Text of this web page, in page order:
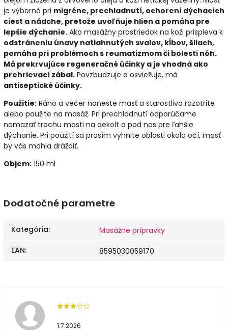
je výborná pri migréne, prechladnutí, ochorení dýchacích
ciest a nádche, pretože uvoľňuje hlien a pomáha pre
lepšie dýchanie. Ako masážny prostriedok na koži prispieva k
odstráneniu únavy natiahnutých svalov, kĺbov, šliach,
pomáha pri problémoch s reumatizmom či bolesti nôh.
Má prekrvujúce regeneračné účinky a je vhodná ako
prehrievací zábal. Povzbudzuje a osviežuje, má
antiseptické účinky.
Použitie: Ráno a večer naneste masť a starostlivo rozotrite
alebo použite na masáž. Pri prechladnutí odporúčame
namazať trochu masti na dekolt a pod nos pre ľahšie
dýchanie. Pri použití sa prosím vyhnite oblasti okolo očí, masť
by vás mohla dráždiť.
Objem: 150 ml
Dodatočné parametre
Kategória:
Masážne prípravky
EAN: 8595030059170
1.7.2026